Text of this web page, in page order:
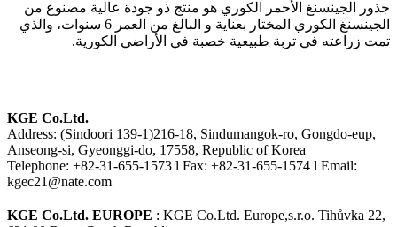
جذور الجينسنغ الأحمر الكوري هو منتج ذو جودة عالية مصنوع من
الجينسنغ الكوري المختار بعناية و البالغ من العمر 6 سنوات، والذي
تمت زراعته في تربة طبيعية خصبة في الأراضي الكورية.
KGE Co.Ltd.
Address: (Sindoori 139-1)216-18, Sindumangok-ro, Gongdo-eup,
Anseong-si, Gyeonggi-do, 17558, Republic of Korea
Telephone: +82-31-655-1573 l Fax: +82-31-655-1574 l Email:
kgec21@nate.com
KGE Co.Ltd. EUROPE : KGE Co.Ltd. Europe,s.r.o. Tihůvka 22,